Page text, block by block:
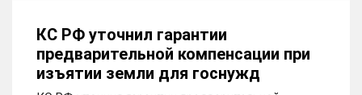
КС РФ уточнил гарантии
предварительной компенсации при
изъятии земли для госнужд